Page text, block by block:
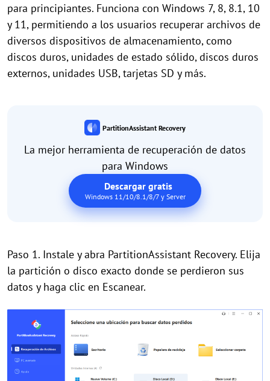
para principiantes. Funciona con Windows 7, 8, 8.1, 10
y 11, permitiendo a los usuarios recuperar archivos de
diversos dispositivos de almacenamiento, como
discos duros, unidades de estado sólido, discos duros
externos, unidades USB, tarjetas SD y más.
PartitionAssistant Recovery
La mejor herramienta de recuperación de datos
para Windows
Descargar gratis
Windows 11/10/8.1/8/7 y Server
Paso 1. Instale y abra PartitionAssistant Recovery. Elija
la partición o disco exacto donde se perdieron sus
datos y haga clic en Escanear.